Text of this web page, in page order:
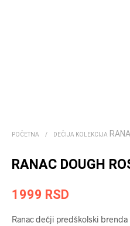
POČETNA / DEČIJA KOLEKCIJA
RANAC DOUGH
1999 RSD
Ranac dečji predškolski brenda